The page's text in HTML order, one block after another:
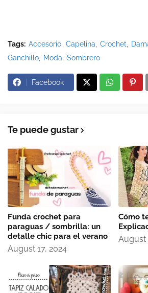
Tags: Accesorio Capelina Crochet
Ganchillo
Moda Sombrero
Facebook
Te puede gustar
Funda crochet para
paraguas / sombrilla: un
detalle chic para el verano
August 17, 2024
Cómo
August